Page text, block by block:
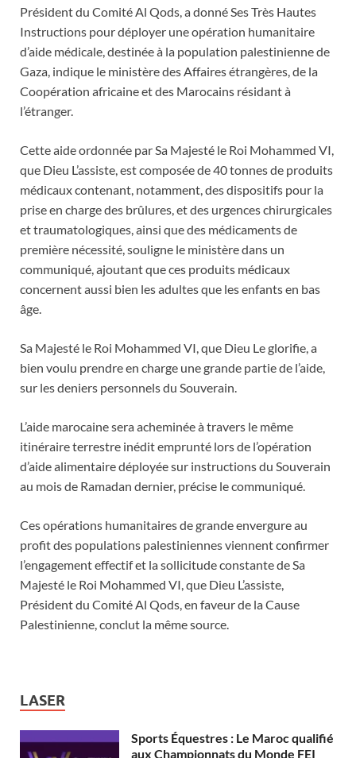
Président du Comité Al Qods, a donné Ses Très Hautes
Instructions pour déployer une opération humanitaire
d’aide médicale, destinée à la population palestinienne de
Gaza, indique le ministère des Affaires étrangères, de la
Coopération africaine et des Marocains résidant à
l’étranger.
Cette aide ordonnée par Sa Majesté le Roi Mohammed VI,
que Dieu L’assiste, est composée de 40 tonnes de produits
médicaux contenant, notamment, des dispositifs pour la
prise en charge des brûlures, et des urgences chirurgicales
et traumatologiques, ainsi que des médicaments de
première nécessité, souligne le ministère dans un
communiqué, ajoutant que ces produits médicaux
concernent aussi bien les adultes que les enfants en bas
âge.
Sa Majesté le Roi Mohammed VI, que Dieu Le glorifie, a
bien voulu prendre en charge une grande partie de l’aide,
sur les deniers personnels du Souverain.
L’aide marocaine sera acheminée à travers le même
itinéraire terrestre inédit emprunté lors de l’opération
d’aide alimentaire déployée sur instructions du Souverain
au mois de Ramadan dernier, précise le communiqué.
Ces opérations humanitaires de grande envergure au
profit des populations palestiniennes viennent confirmer
l’engagement effectif et la sollicitude constante de Sa
Majesté le Roi Mohammed VI, que Dieu L’assiste,
Président du Comité Al Qods, en faveur de la Cause
Palestinienne, conclut la même source.
LASER
Sports Équestres : Le Maroc qualifié
aux Championnats du Monde FEI